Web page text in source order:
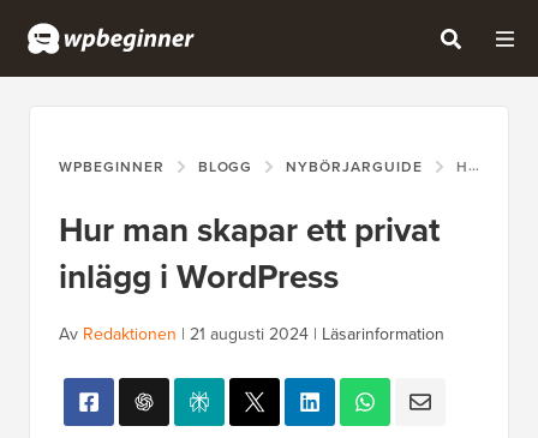
WPBEGINNER BLOGG NYBÖRJARGUIDE HUR MAN SKAPAR ETT PRIVAT INLÄGG I WORDPRESS
Hur man skapar ett privat
inlägg i WordPress
Av Redaktionen | 21 augusti 2024 | Läsarinformation